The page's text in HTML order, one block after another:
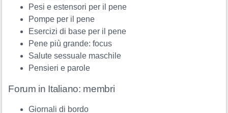
Pesi e estensori per il pene
Pompe per il pene
Esercizi di base per il pene
Pene più grande: focus
Salute sessuale maschile
Pensieri e parole
Forum in Italiano: membri
Giornali di bordo